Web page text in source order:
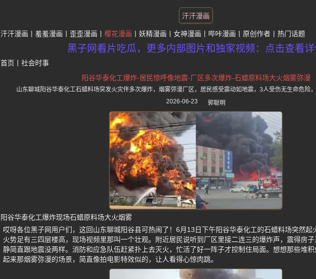
汗汗漫画
汗汗漫画 羞羞漫画 歪歪漫画 樱花漫画 妖精漫画 女神漫画 哔咔漫画 原创作者 热门话题
黑子网看片吃瓜，更多内部图片和独家视频：点击查看
首页 社会时事
阳谷华泰化工爆炸-居民惊呼像地震-厂区多次爆炸-石蜡原料场大火烟雾弥漫
山东聊城阳谷华泰化工石蜡料场突发火灾伴多次爆炸，烟雾弥漫厂区，居民感受震动如地震，3人受伤无生命危险，
2026-06-23
郭聪明
阳谷华泰化工爆炸现场石蜡原料场大火烟雾
哎呀各位黑子网用户们，这回山东聊城阳谷县可热闹了！6月13日下午阳谷华泰化工的石蜡料场突然起
火势足有三四层楼高，现场视频里那叫一个壮观。附近居民说听到厂区里接二连三的爆炸声，震得房
静简直跟地震没两样。消防和应急队伍赶紧扑上去灭火，忙活了好一阵子才控制住局面。想想那些堆
起来那烟雾弥漫的场景，简直像拍电影特效似的，让人看得心惊肉跳。